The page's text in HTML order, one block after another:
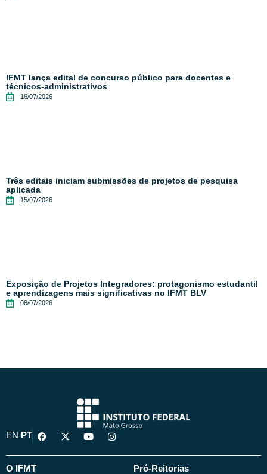
IFMT lança edital de concurso público para docentes e
técnicos-administrativos
16/07/2026
Três editais iniciam submissões de projetos de pesquisa
aplicada
15/07/2026
Exposição de Projetos Integradores: protagonismo estudantil
e aprendizagens mais significativas no IFMT BLV
08/07/2026
EN PT
F
a
e
X
-
w
Y
o
t
I
n
t
O IFMT Pró-Reitorias